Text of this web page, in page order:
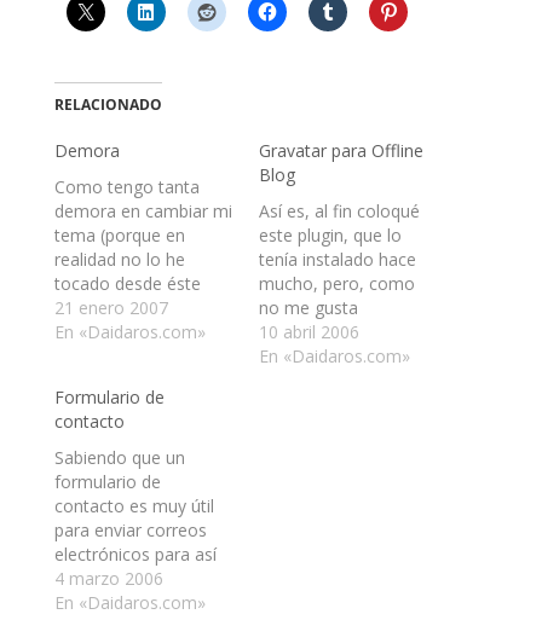
RELACIONADO
Demora
Como tengo tanta
demora en cambiar mi
tema (porque en
realidad no lo he
tocado desde éste
aviso), decidí dejar el
actual por un tiempo,
que me apure. Cuando
termine de trabajar en
un sitio que tengo
retrasado, me
dedicaré al…
21 enero 2007
En «Daidaros.com»
Gravatar para Offline
Blog
Así es, al fin coloqué
este plugin, que lo
tenía instalado hace
mucho, pero, como
no me gusta
ensuciarme las manos
con el PHP no lo había
10 abril 2006
En «Daidaros.com»
Formulario de
contacto
Sabiendo que un
formulario de
contacto es muy útil
para enviar correos
electrónicos para así
poder enviar un correo
al webmaster de un
4 marzo 2006
En «Daidaros.com»